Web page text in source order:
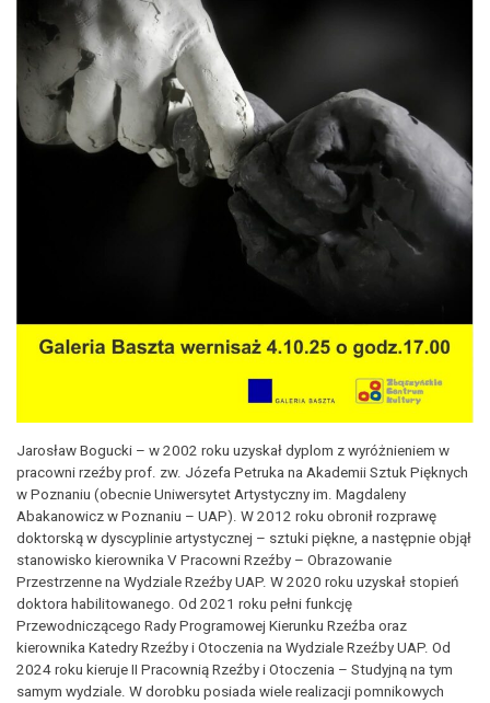
Jarosław Bogucki – w 2002 roku uzyskał dyplom z wyróżnieniem w
pracowni rzeźby prof. zw. Józefa Petruka na Akademii Sztuk Pięknych
w Poznaniu (obecnie Uniwersytet Artystyczny im. Magdaleny
Abakanowicz w Poznaniu – UAP). W 2012 roku obronił rozprawę
doktorską w dyscyplinie artystycznej – sztuki piękne, a następnie objął
stanowisko kierownika V Pracowni Rzeźby – Obrazowanie
Przestrzenne na Wydziale Rzeźby UAP. W 2020 roku uzyskał stopień
doktora habilitowanego. Od 2021 roku pełni funkcję
Przewodniczącego Rady Programowej Kierunku Rzeźba oraz
kierownika Katedry Rzeźby i Otoczenia na Wydziale Rzeźby UAP. Od
2024 roku kieruje II Pracownią Rzeźby i Otoczenia – Studyjną na tym
samym wydziale. W dorobku posiada wiele realizacji pomnikowych